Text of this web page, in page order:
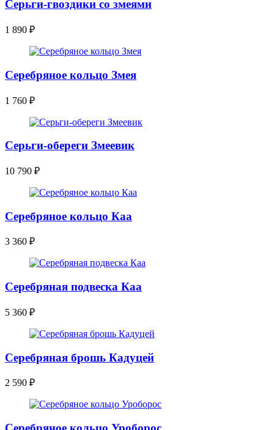
Серьги-гвоздики со змеями
1 890 ₽
Серебряное кольцо Змея
1 760 ₽
Серьги-обереги Змеевик
10 790 ₽
Серебряное кольцо Каа
3 360 ₽
Серебряная подвеска Каа
5 360 ₽
Серебряная брошь Кадуцей
2 590 ₽